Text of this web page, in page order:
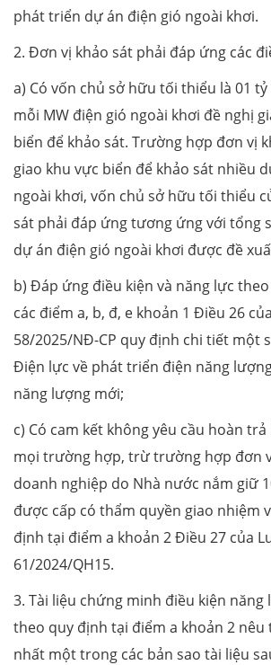
phát triển dự án điện gió ngoài khơi.
2. Đơn vị khảo sát phải đáp ứng các
a) Có vốn chủ sở hữu tối thiểu là 01
mỗi MW điện gió ngoài khơi đề nghị
biển để khảo sát. Trường hợp đơn vị
giao khu vực biển để khảo sát nhiều
ngoài khơi, vốn chủ sở hữu tối thiểu
sát phải đáp ứng tương ứng với tổng
dự án điện gió ngoài khơi được đề
b) Đáp ứng điều kiện và năng lực
các điểm a, b, đ, e khoản 1 Điều 26
58/2025/NĐ-CP quy định chi tiết một
Điện lực về phát triển điện năng
năng lượng mới;
c) Có cam kết không yêu cầu hoàn
mọi trường hợp, trừ trường hợp đơn
doanh nghiệp do Nhà nước nắm giữ
được cấp có thẩm quyền giao nhiệm
định tại điểm a khoản 2 Điều 27 của
61/2024/QH15.
3. Tài liệu chứng minh điều kiện năng
theo quy định tại điểm a khoản 2
nhất một trong các bản sao tài liệu